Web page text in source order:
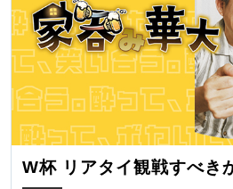
W杯 リアタイ観戦すべき